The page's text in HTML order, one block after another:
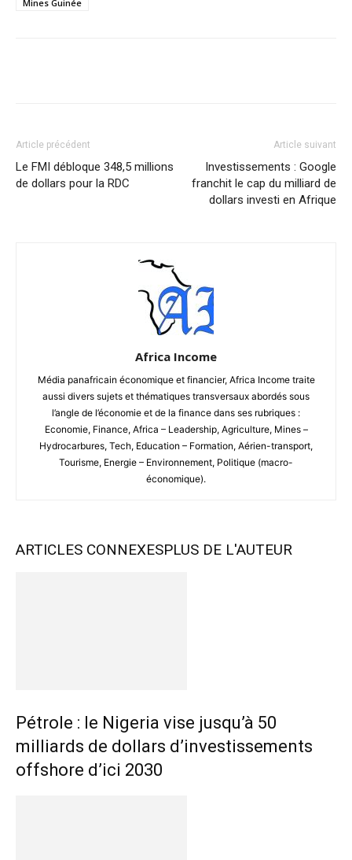
Mines Guinée
Article précédent
Le FMI débloque 348,5 millions
de dollars pour la RDC
Article suivant
Investissements : Google
franchit le cap du milliard de
dollars investi en Afrique
Africa Income
Média panafricain économique et financier, Africa Income traite
aussi divers sujets et thématiques transversaux abordés sous
l’angle de l’économie et de la finance dans ses rubriques :
Economie, Finance, Africa – Leadership, Agriculture, Mines –
Hydrocarbures, Tech, Education – Formation, Aérien-transport,
Tourisme, Energie – Environnement, Politique (macro-
économique).
ARTICLES CONNEXESPLUS DE L'AUTEUR
Pétrole : le Nigeria vise jusqu’à 50
milliards de dollars d’investissements
offshore d’ici 2030